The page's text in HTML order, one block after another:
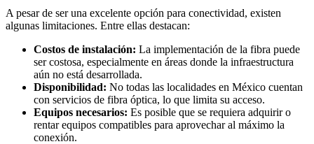
A pesar de ser una excelente opción para conectividad, existen
algunas limitaciones. Entre ellas destacan:
Costos de instalación: La implementación de la fibra puede
ser costosa, especialmente en áreas donde la infraestructura
aún no está desarrollada.
Disponibilidad: No todas las localidades en México cuentan
con servicios de fibra óptica, lo que limita su acceso.
Equipos necesarios: Es posible que se requiera adquirir o
rentar equipos compatibles para aprovechar al máximo la
conexión.